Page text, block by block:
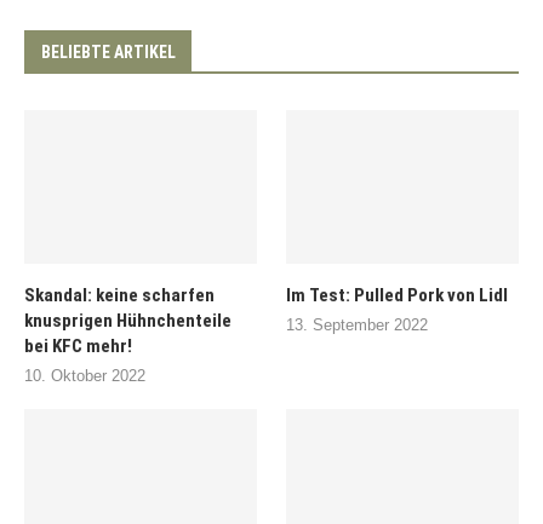
BELIEBTE ARTIKEL
Skandal: keine scharfen
knusprigen Hühnchenteile
bei KFC mehr!
10. Oktober 2022
Im Test: Pulled Pork von Lidl
13. September 2022